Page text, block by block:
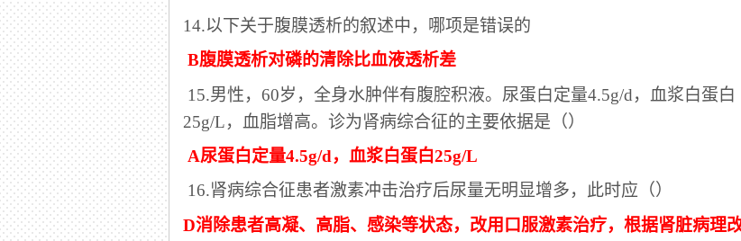
14.以下关于腹膜透析的叙述中，哪项是错误的
B腹膜透析对磷的清除比血液透析差
15.男性，60岁，全身水肿伴有腹腔积液。尿蛋白定量4.5g/d，血浆白蛋白
25g/L，血脂增高。诊为肾病综合征的主要依据是（）
A尿蛋白定量4.5g/d，血浆白蛋白25g/L
16.肾病综合征患者激素冲击治疗后尿量无明显增多，此时应（）
D消除患者高凝、高脂、感染等状态，改用口服激素治疗，根据肾脏病理